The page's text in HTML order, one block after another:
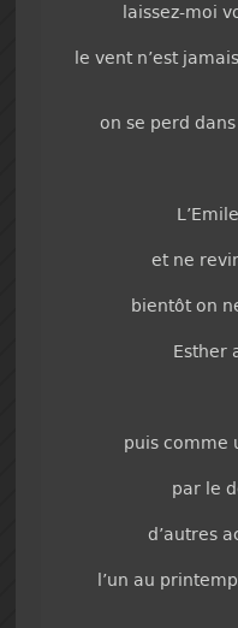
laissez-moi
le vent n’est
on se perd
et ne
bientôt on
Esther
puis comme
par le
d’autres
l’un au